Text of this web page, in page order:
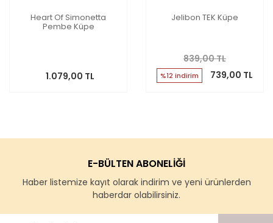
Heart Of Simonetta
Pembe Küpe
1.079,00 TL
Jelibon TEK Küpe
839,00 TL
%12 indirim 739,00 TL
E-BÜLTEN ABONELİĞİ
Haber listemize kayıt olarak indirim ve yeni ürünlerden
haberdar olabilirsiniz.